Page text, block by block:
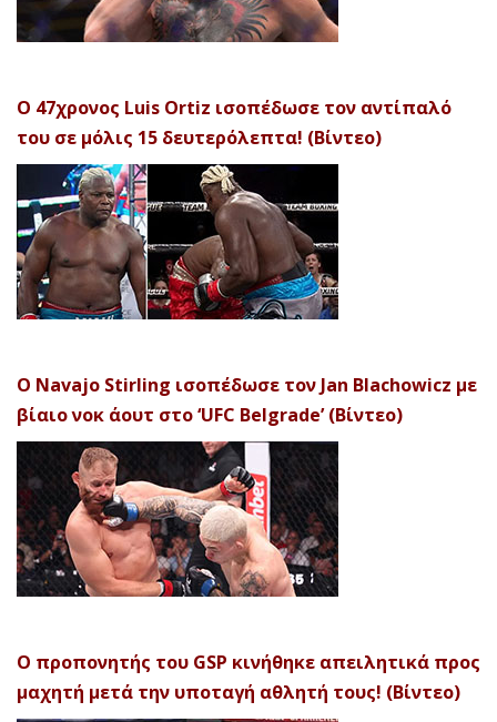
Ο 47χρονος Luis Ortiz ισοπέδωσε τον αντίπαλό
του σε μόλις 15 δευτερόλεπτα! (Βίντεο)
Ο Navajo Stirling ισοπέδωσε τον Jan Blachowicz με
βίαιο νοκ άουτ στο ‘UFC Belgrade’ (Βίντεο)
Ο προπονητής του GSP κινήθηκε απειλητικά προς
μαχητή μετά την υποταγή αθλητή τους! (Βίντεο)